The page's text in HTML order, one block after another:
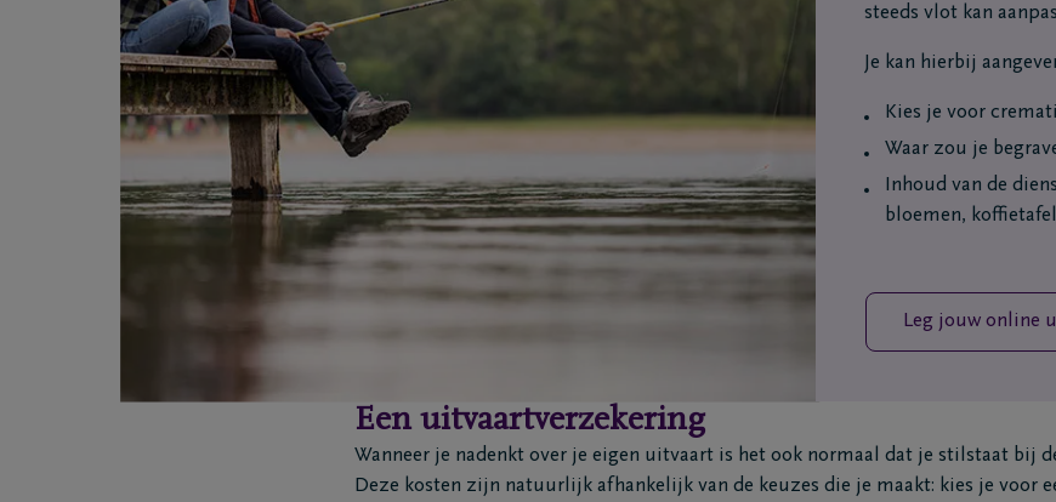
steeds vlot kan
Je kan hierbij
Kies je voor
Waar zou je
Inhoud van de
bloemen,
Leg jouw online
Een uitvaartverzekering
Wanneer je nadenkt over je eigen uitvaart is het ook normaal dat je stilstaat bij
Deze kosten zijn natuurlijk afhankelijk van de keuzes die je maakt: kies je voor